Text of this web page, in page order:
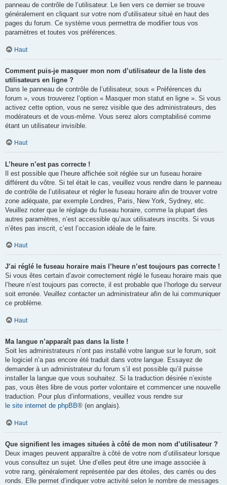
panneau de contrôle de l’utilisateur. Le lien vers ce dernier se trouve
généralement en cliquant sur votre nom d’utilisateur situé en haut des
pages du forum. Ce système vous permettra de modifier tous vos
paramètres et toutes vos préférences.
Haut
Comment puis-je masquer mon nom d’utilisateur de la liste des
utilisateurs en ligne ?
Dans le panneau de contrôle de l’utilisateur, sous « Préférences du
forum », vous trouverez l’option « Masquer mon statut en ligne ». Si vous
activez cette option, vous ne serez visible que des administrateurs, des
modérateurs et de vous-même. Vous serez alors comptabilisé comme
étant un utilisateur invisible.
Haut
L’heure n’est pas correcte !
Il est possible que l’heure affichée soit réglée sur un fuseau horaire
différent du vôtre. Si tel était le cas, veuillez vous rendre dans le panneau
de contrôle de l’utilisateur et régler le fuseau horaire afin de trouver votre
zone adéquate, par exemple Londres, Paris, New York, Sydney, etc.
Veuillez noter que le réglage du fuseau horaire, comme la plupart des
autres paramètres, n’est accessible qu’aux utilisateurs inscrits. Si vous
n’êtes pas inscrit, c’est l’occasion idéale de le faire.
Haut
J’ai réglé le fuseau horaire mais l’heure n’est toujours pas correcte !
Si vous êtes certain d’avoir correctement réglé le fuseau horaire mais que
l’heure n’est toujours pas correcte, il est probable que l’horloge du serveur
soit erronée. Veuillez contacter un administrateur afin de lui communiquer
ce problème.
Haut
Ma langue n’apparaît pas dans la liste !
Soit les administrateurs n’ont pas installé votre langue sur le forum, soit
le logiciel n’a pas encore été traduit dans votre langue. Essayez de
demander à un administrateur du forum s’il est possible qu’il puisse
installer la langue que vous souhaitez. Si la traduction désirée n’existe
pas, vous êtes libre de vous porter volontaire et commencer une nouvelle
traduction. Pour plus d’informations, veuillez vous rendre sur
le site internet de phpBB® (en anglais).
Haut
Que signifient les images situées à côté de mon nom d’utilisateur ?
Deux images peuvent apparaître à côté de votre nom d’utilisateur lorsque
vous consultez un sujet. Une d’elles peut être une image associée à
votre rang, généralement représentée par des étoiles, des carrés ou des
ronds. Elle permet d’indiquer votre activité selon le nombre de messages